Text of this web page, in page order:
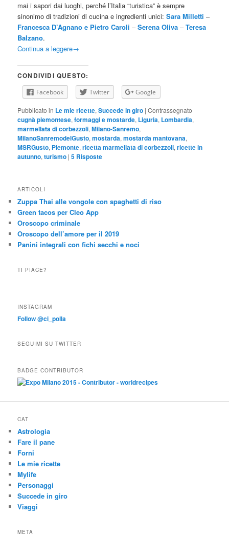
mai i sapori dai luoghi, perché l’Italia “turistica” è sempre
sinonimo di tradizioni di cucina e ingredienti unici:Sara Milletti –
Francesca D’Agnano e Pietro Caroli –Serena Oliva –Teresa
Balzano.
Continua a leggere→
CONDIVIDI QUESTO:
Facebook Twitter Google
Pubblicato in Le mie ricette,Succede in giro |Contrassegnato
cugnà piemontese,formaggi e mostarde, Liguria, Lombardia,
marmellata di corbezzoli,Milano-Sanremo,
MilanoSanremodelGusto,mostarda,mostarda mantovana,
MSRGusto, Piemonte,ricetta marmellata di corbezzoli,ricette in
autunno,turismo |5 Risposte
ARTICOLI
Zuppa Thai alle vongole con spaghetti di riso
Green tacos per Cleo App
Oroscopo criminale
Oroscopo dell’amore per il 2019
Panini integrali con fichi secchi e noci
TI PIACE?
INSTAGRAM
Follow @ci_polla
SEGUIMI SU TWITTER
BADGE CONTRIBUTOR
CAT
Astrologia
Fare il pane
Forni
Le mie ricette
Mylife
Personaggi
Succede in giro
Viaggi
META